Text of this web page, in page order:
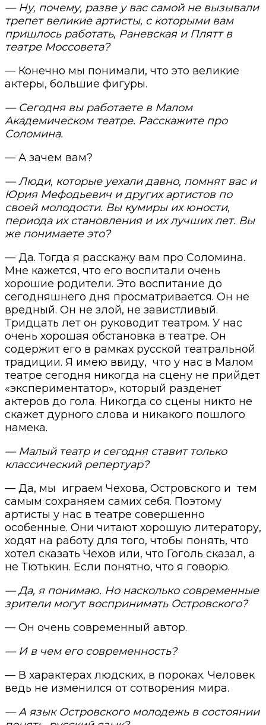
— Ну, почему, разве у вас самой не вызывали
трепет великие артисты, с которыми вам
пришлось работать, Раневская и Плятт в
театре Моссовета?
— Конечно мы понимали, что это великие
актеры, большие фигуры.
— Сегодня вы работаете в Малом
Академическом театре. Расскажите про
Соломина.
— А зачем вам?
— Люди, которые уехали давно, помнят вас и
Юрия Мефодьевич и других артистов по
своей молодости. Вы кумиры их юности,
периода их становления и их лучших лет. Вы
же понимаете это?
— Да. Тогда я расскажу вам про Соломина.
Мне кажется, что его воспитали очень
хорошие родители. Это воспитание до
сегодняшнего дня просматривается. Он не
вредный. Он не злой, не завистливый.
Тридцать лет он руководит театром. У нас
очень хорошая обстановка в театре. Он
содержит его в рамках русской театральной
традиции. Я имею ввиду, что у нас в Малом
театре сегодня никогда на сцену не прийдет
«экспериментатор», который разденет
актеров до гола. Никогда со сцены никто не
скажет дурного слова и никакого пошлого
намека.
— Малый театр и сегодня ставит только
классический репертуар?
— Да, мы играем Чехова, Островского и тем
самым сохраняем самих себя. Поэтому
артисты у нас в театре совершенно
особенные. Они читают хорошую литератору,
ходят на работу для того, чтобы понять, что
хотел сказать Чехов или, что Гоголь сказал, а
не Тютькин. Если понятно, что я говорю.
— Да, я понимаю. Но насколько современные
зрители могут воспринимать Островского?
— Он очень современный автор.
— И в чем его современность?
— В характерах людских, в пороках. Человек
ведь не изменился от сотворения мира.
— А язык Островского молодежь в состоянии